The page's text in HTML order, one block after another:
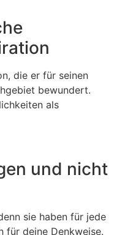
die er für seinen
bewundert.
als
und nicht
sie haben für jede
für deine Denkweise.